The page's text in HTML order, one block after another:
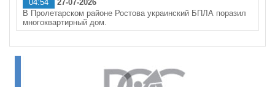
04:54
27-07-2026
В Пролетарском районе Ростова украинский БПЛА поразил
многоквартирный дом.